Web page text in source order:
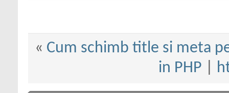
« Cum schimb title si meta
in PHP